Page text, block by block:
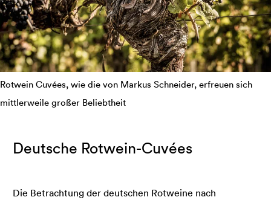
Rotwein Cuvées, wie die von Markus Schneider, erfreuen sich
mittlerweile großer Beliebtheit
Deutsche Rotwein-Cuvées
Die Betrachtung der deutschen Rotweine nach